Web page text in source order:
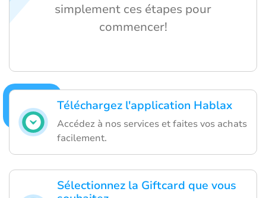
Téléchargez l'application Hablax
Accédez à nos services et faites vos achats
facilement.
Sélectionnez la Giftcard que vous
simplement ces étapes pour
commencer!